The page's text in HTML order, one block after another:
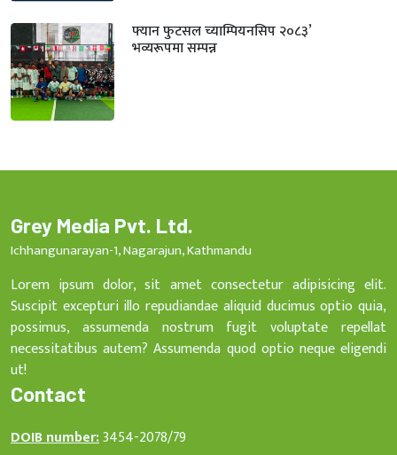
फ्यान फुटसल च्याम्पियनसिप २०८३’
भव्यरूपमा सम्पन्न
Grey Media Pvt. Ltd.
Ichhangunarayan-1, Nagarajun, Kathmandu
Lorem ipsum dolor, sit amet consectetur adipisicing elit.
Suscipit excepturi illo repudiandae aliquid ducimus optio quia,
possimus, assumenda nostrum fugit voluptate repellat
necessitatibus autem? Assumenda quod optio neque eligendi
ut!
Contact
DOIB number:3454-2078/79